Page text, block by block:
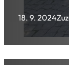
18. 9. 2024